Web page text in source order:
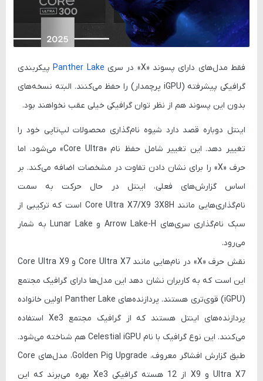
فقط مدل‌های دارای پسوند «X» در سری Panther Lakeپیکربندی
گرافیکی پیشرفته (iGPU پرچمدار) را حفظ می‌کنند. البته نسخه‌های
بدون این پسوند هم از نظر توان گرافیکی خیلی عقب نخواهند بود.
اینتل دوباره قصد دارد شیوه نام‌گذاری محصولات لپ‌تاپی خود را
تغییر دهد. این تغییر شامل حفظ نام «Core Ultra»
می‌شود، اما
حرف «X»
را برای نشان دادن تفاوت در مشخصات اضافه می‌کند. بر
اساس گزارش‌های فعلی، اینتل در حال حرکت به سمت
نام‌گذاری‌هایی مانند Core Ultra X7/X9 3X8H است که ترکیبی از
سبک نام‌گذاری سری‌های Arrow Lake-H و Lunar Lakeبه شمار
می‌رود.
نقش حرف «X» در نام‌هایی مانندCore Ultra X7 و Core Ultra X9
این است که به کاربران نشان دهد این مدل‌ها دارای گرافیک مجتمع
(iGPU) قوی‌تری هستند. پردازنده‌های Panther Lake اولین خانواده
پردازنده‌های اینتل هستند که از گرافیک مجتمع Xe3 استفاده
می‌کنند. این نوع گرافیک با نام Celestial iGPU هم شناخته می‌شود.
طبق گزارش افشاگر معروف، Golden Pig Upgrade، مدل‌های Core
Ultra X7 و X9
از 12 هسته گرافیکی Xe3 بهره می‌برند که این